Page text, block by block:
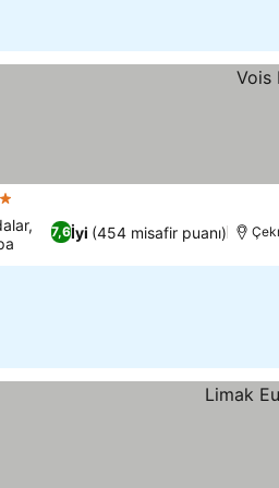
7,6İyi (454 misafir puanı)